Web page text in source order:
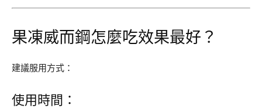
果凍威而鋼怎麼吃效果最好？
建議服用方式：
使用時間：